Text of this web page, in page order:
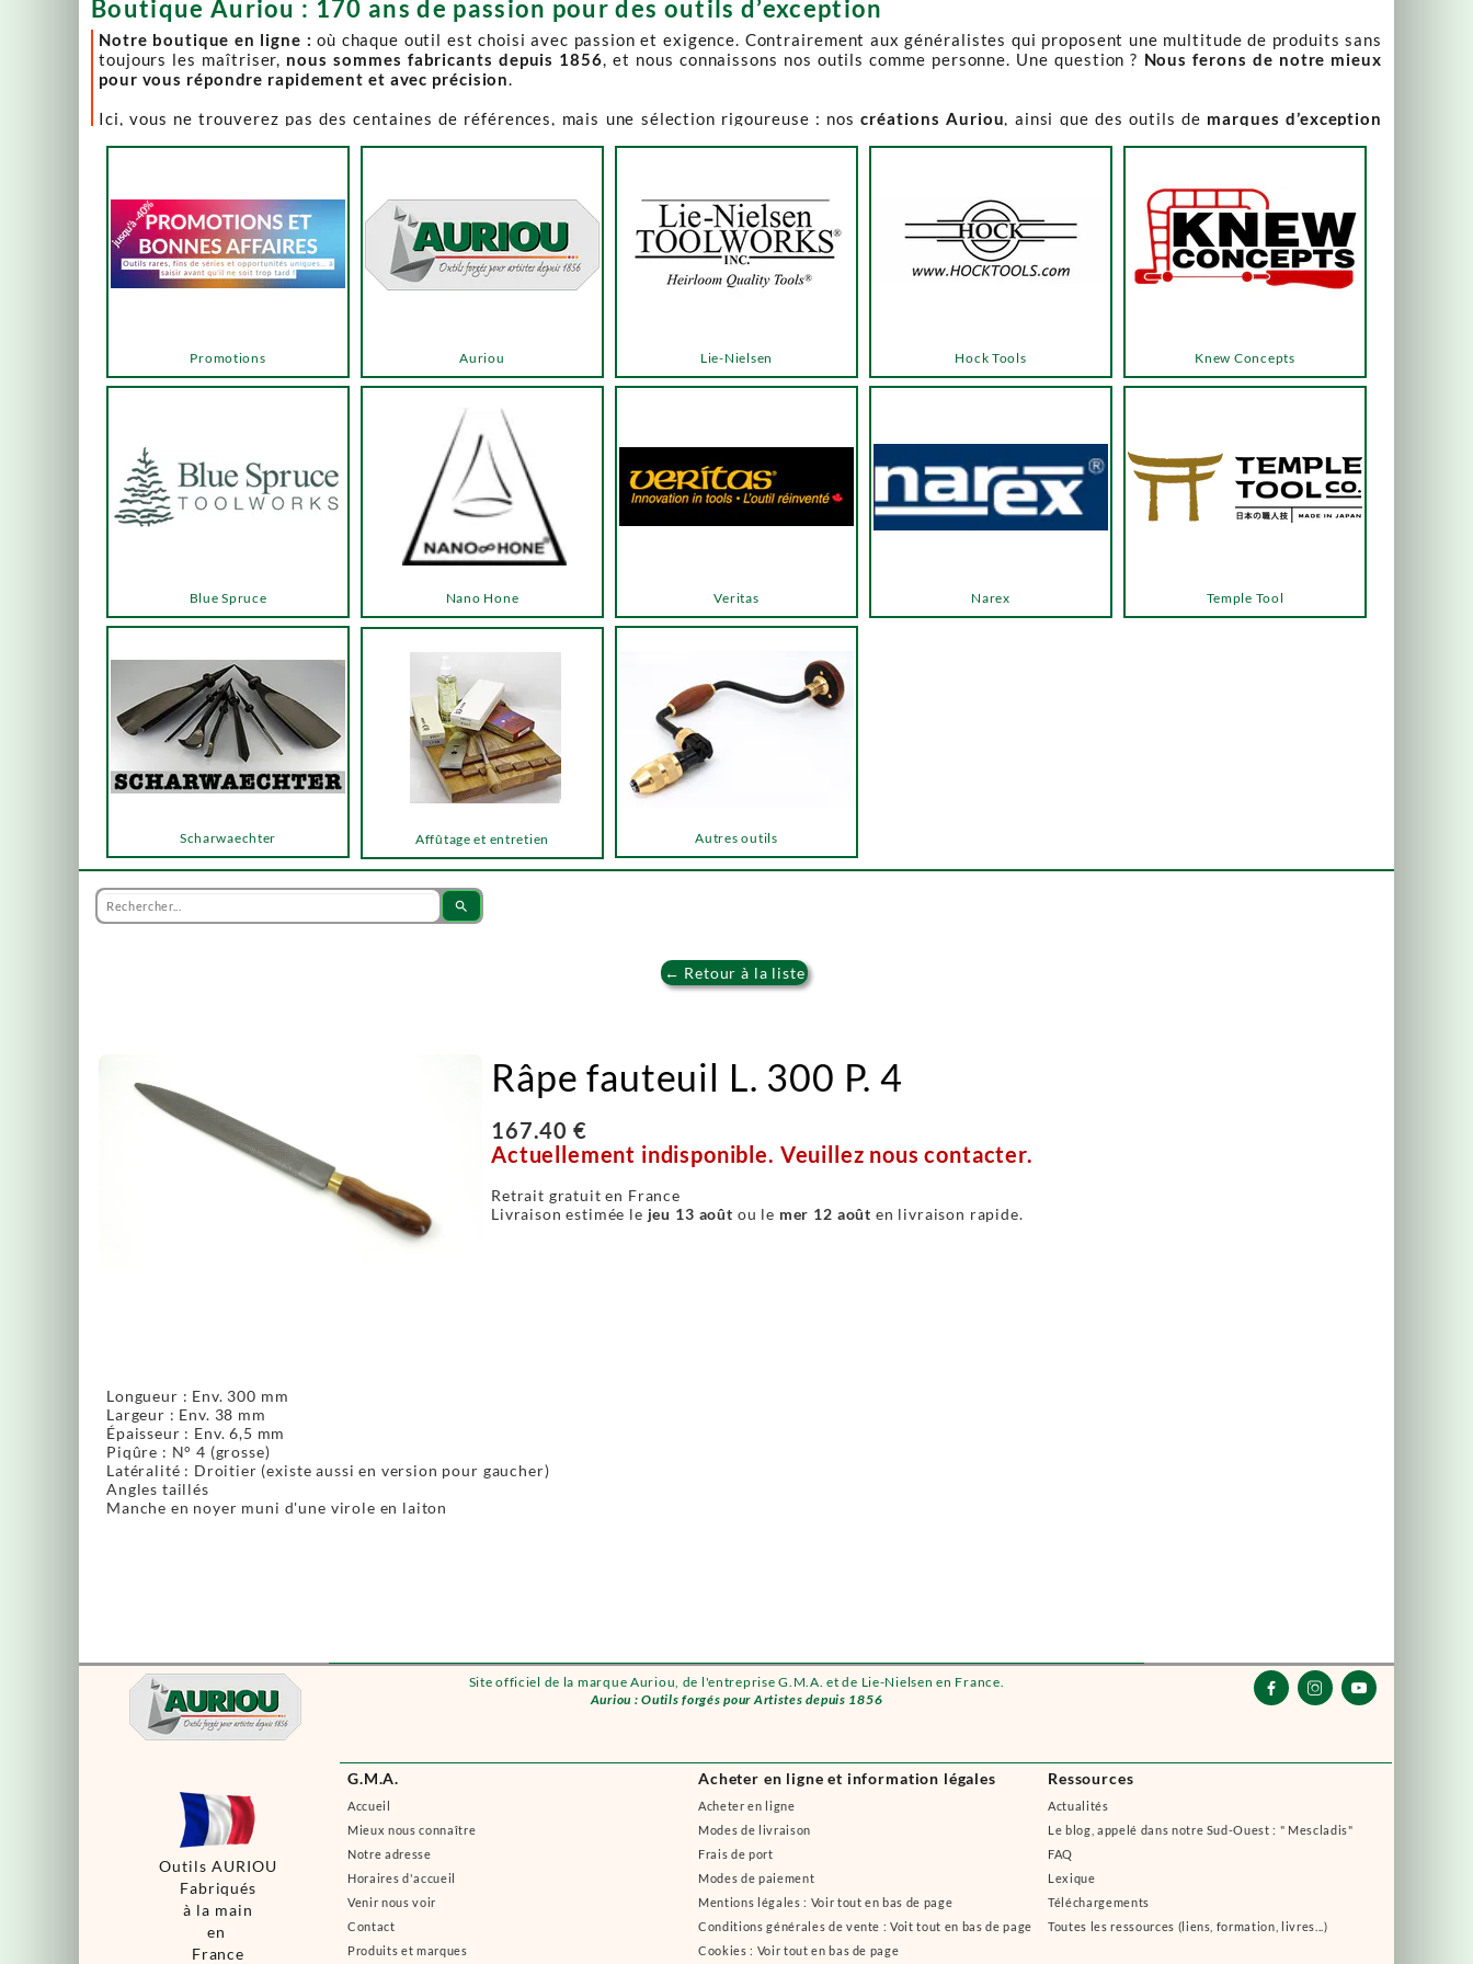
Site officiel de la marque Auriou, de l'entreprise G.M.A. et de Lie-Nielsen en France.
Auriou : Outils forgés pour Artistes depuis 1856
G.M.A.
Accueil
Mieux nous connaître
Notre adresse
Horaires d'accueil
Venir nous voir
Contact
Produits et marques
Acheter en ligne et information légales
Acheter en ligne
Modes de livraison
Frais de port
Modes de paiement
Mentions légales : Voir tout en bas de page
Conditions générales de vente : Voit tout en bas de page
Cookies : Voir tout en bas de page
Ressources
Actualités
Le blog, appelé dans notre Sud-Ouest : " Mescladis"
FAQ
Lexique
Téléchargements
Toutes les ressources (liens, formation, livres...)
  
Outils AURIOU
Fabriqués
à la main
en
France
Boutique Auriou : 170 ans de passion pour des outils d’exception
Notre boutique en ligne :où chaque outil est choisi avec passion et exigence. Contrairement aux généralistes qui proposent une multitude de produits sans
toujours les maîtriser, nous sommes fabricants depuis 1856, et nous connaissons nos outils comme personne. Une question ? Nous ferons de notre mieux
pour vous répondre rapidement et avec précision.
Ici, vous ne trouverez pas des centaines de références, mais une sélection rigoureuse : noscréations Auriou, ainsi que des outils de marques d’exception
accéder via les menus ou les boutons ci-dessous.
Un produit en rupture de stock ? Nous travaillons activement à son réapprovisionnement. Les délais peuvent varier, alors n’hésitez pas à nous contacter pour
en savoir plus.
En bas de cette page, découvrez l’intégralité de notre catalogue. Pour affiner votre recherche, utilisez les menus ou les boutons dédiés, qui vous mèneront
Lie-Nielsen Hock Tools
Promotions Knew Concepts
Auriou
Temple Tool
Blue Spruce Narex
Veritas
Nano Hone
Autres outils
Scharwaechter Affûtage et entretien
search
← Retour à la liste
Râpe fauteuil L. 300 P. 4
167.40 €
Actuellement indisponible. Veuillez nous contacter.
Retrait gratuit en France
Livraison estimée le jeu 13 août ou le mer 12 août en livraison rapide.
Longueur : Env. 300 mm
Largeur : Env. 38 mm
Épaisseur : Env. 6,5 mm
Piqûre : N° 4 (grosse)
Latéralité : Droitier (existe aussi en version pour gaucher)
Angles taillés
Manche en noyer muni d'une virole en laiton